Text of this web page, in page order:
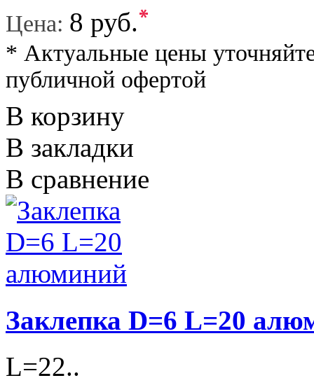
Цена: 8 руб.*
* Актуальные цены
публичной офертой
В корзину
В закладки
В сравнение
Заклепка D=6 L=20
L=22..